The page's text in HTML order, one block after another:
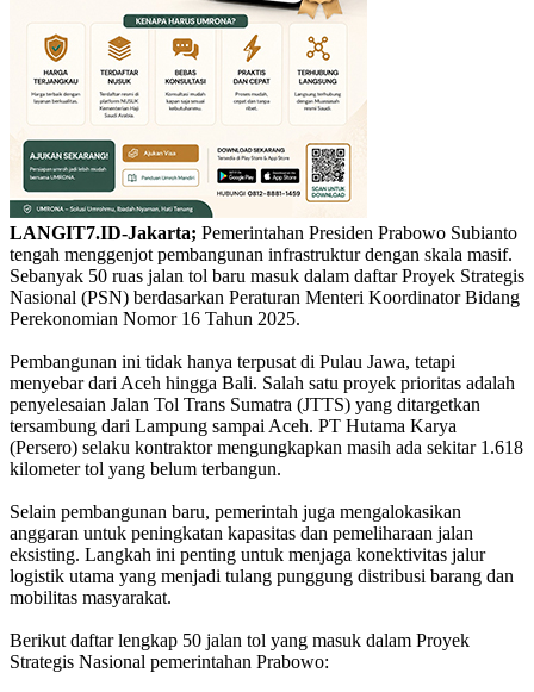
LANGIT7.ID-Jakarta; Pemerintahan Presiden Prabowo Subianto
tengah menggenjot pembangunan infrastruktur dengan skala masif.
Sebanyak 50 ruas jalan tol baru masuk dalam daftar Proyek Strategis
Nasional (PSN) berdasarkan Peraturan Menteri Koordinator Bidang
Perekonomian Nomor 16 Tahun 2025.
Pembangunan ini tidak hanya terpusat di Pulau Jawa, tetapi
menyebar dari Aceh hingga Bali. Salah satu proyek prioritas adalah
penyelesaian Jalan Tol Trans Sumatra (JTTS) yang ditargetkan
tersambung dari Lampung sampai Aceh. PT Hutama Karya
(Persero) selaku kontraktor mengungkapkan masih ada sekitar 1.618
kilometer tol yang belum terbangun.
Selain pembangunan baru, pemerintah juga mengalokasikan
anggaran untuk peningkatan kapasitas dan pemeliharaan jalan
eksisting. Langkah ini penting untuk menjaga konektivitas jalur
logistik utama yang menjadi tulang punggung distribusi barang dan
mobilitas masyarakat.
Berikut daftar lengkap 50 jalan tol yang masuk dalam Proyek
Strategis Nasional pemerintahan Prabowo: